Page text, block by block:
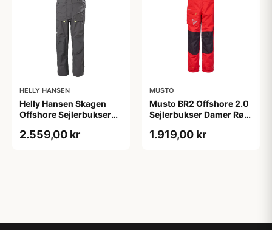
HELLY HANSEN
Helly Hansen Skagen
Offshore Sejlerbukser
2.559,00 kr
MUSTO
Musto BR2 Offshore 2.0
Sejlerbukser Damer Rød,
1.919,00 kr